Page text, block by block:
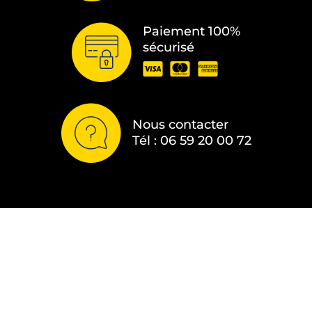
Paiement 100%
sécurisé
Nous contacter
Tél : 06 59 20 00 72